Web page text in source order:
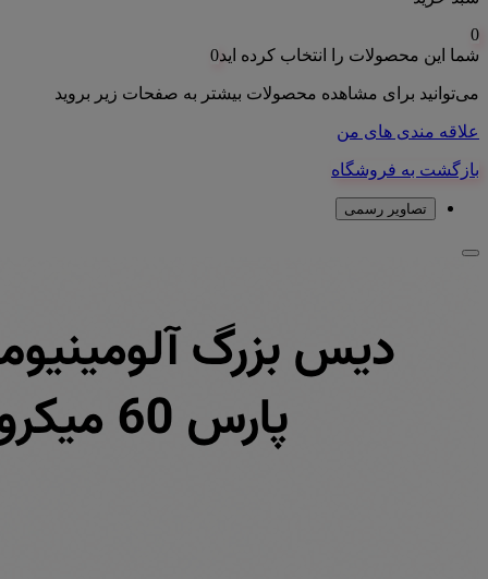
0
شما این محصولات را انتخاب کرده اید0
می‌توانید برای مشاهده محصولات بیشتر به صفحات زیر بروید
علاقه مندی های من
بازگشت به فروشگاه
تصاویر رسمی